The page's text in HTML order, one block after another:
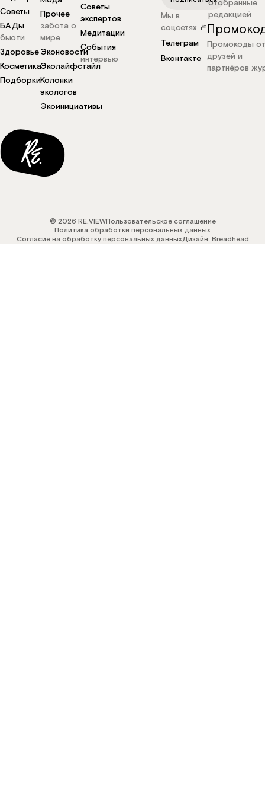
Советы
БАДы
бьюти
Здоровье
Косметика
Подборки
Прочее
забота о
мире
Эконовости
Эколайфстайл
Колонки
экологов
Экоинициативы
Советы
экспертов
Медитации
События
интервью
Мы в
соцсетях
Телеграм
Вконтакте
отобранные
редакцией
Промокоды
друзей и
партнёров
© 2026 RE.VIEWПользовательское соглашение
Политика обработки персональных данных
Согласие на обработку персональных данныхДизайн: Breadhead